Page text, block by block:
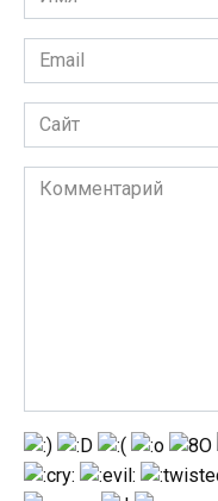
Email
Сайт
Комментарий